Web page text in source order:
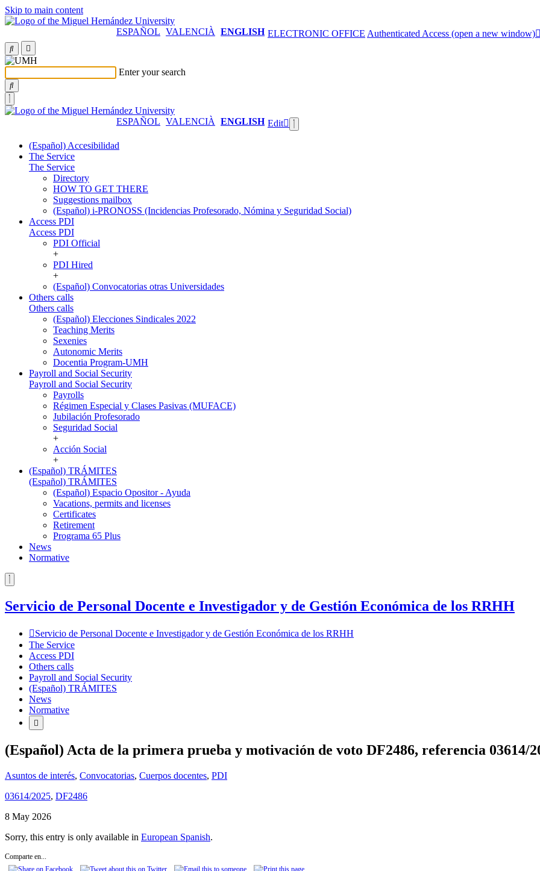
Skip to main content
ESPAÑOL VALENCIÀ ENGLISH ELECTRONIC OFFICE Authenticated Access (open a new window)
Enter your search
ESPAÑOL VALENCIÀ ENGLISH Edit
(Español) Accesibilidad
The Service
The Service
Directory
HOW TO GET THERE
Suggestions mailbox
(Español) i-PRONOSS (Incidencias Profesorado, Nómina y Seguridad Social)
Access PDI
Access PDI
PDI Official
+
PDI Hired
+
(Español) Convocatorias otras Universidades
Others calls
Others calls
(Español) Elecciones Sindicales 2022
Teaching Merits
Sexenies
Autonomic Merits
Docentia Program-UMH
Payroll and Social Security
Payroll and Social Security
Payrolls
Régimen Especial y Clases Pasivas (MUFACE)
Jubilación Profesorado
Seguridad Social
+
Acción Social
+
(Español) TRÁMITES
(Español) TRÁMITES
(Español) Espacio Opositor - Ayuda
Vacations, permits and licenses
Certificates
Retirement
Programa 65 Plus
News
Normative
Servicio de Personal Docente e Investigador y de Gestión Económica de los RRHH
Servicio de Personal Docente e Investigador y de Gestión Económica de los RRHH
The Service
Access PDI
Others calls
Payroll and Social Security
(Español) TRÁMITES
News
Normative
(Español) Acta de la primera prueba y motivación de voto DF2486, referencia 03614/
Asuntos de interés, Convocatorias, Cuerpos docentes, PDI
03614/2025, DF2486
8 May 2026
Sorry, this entry is only available in European Spanish.
Comparte en...